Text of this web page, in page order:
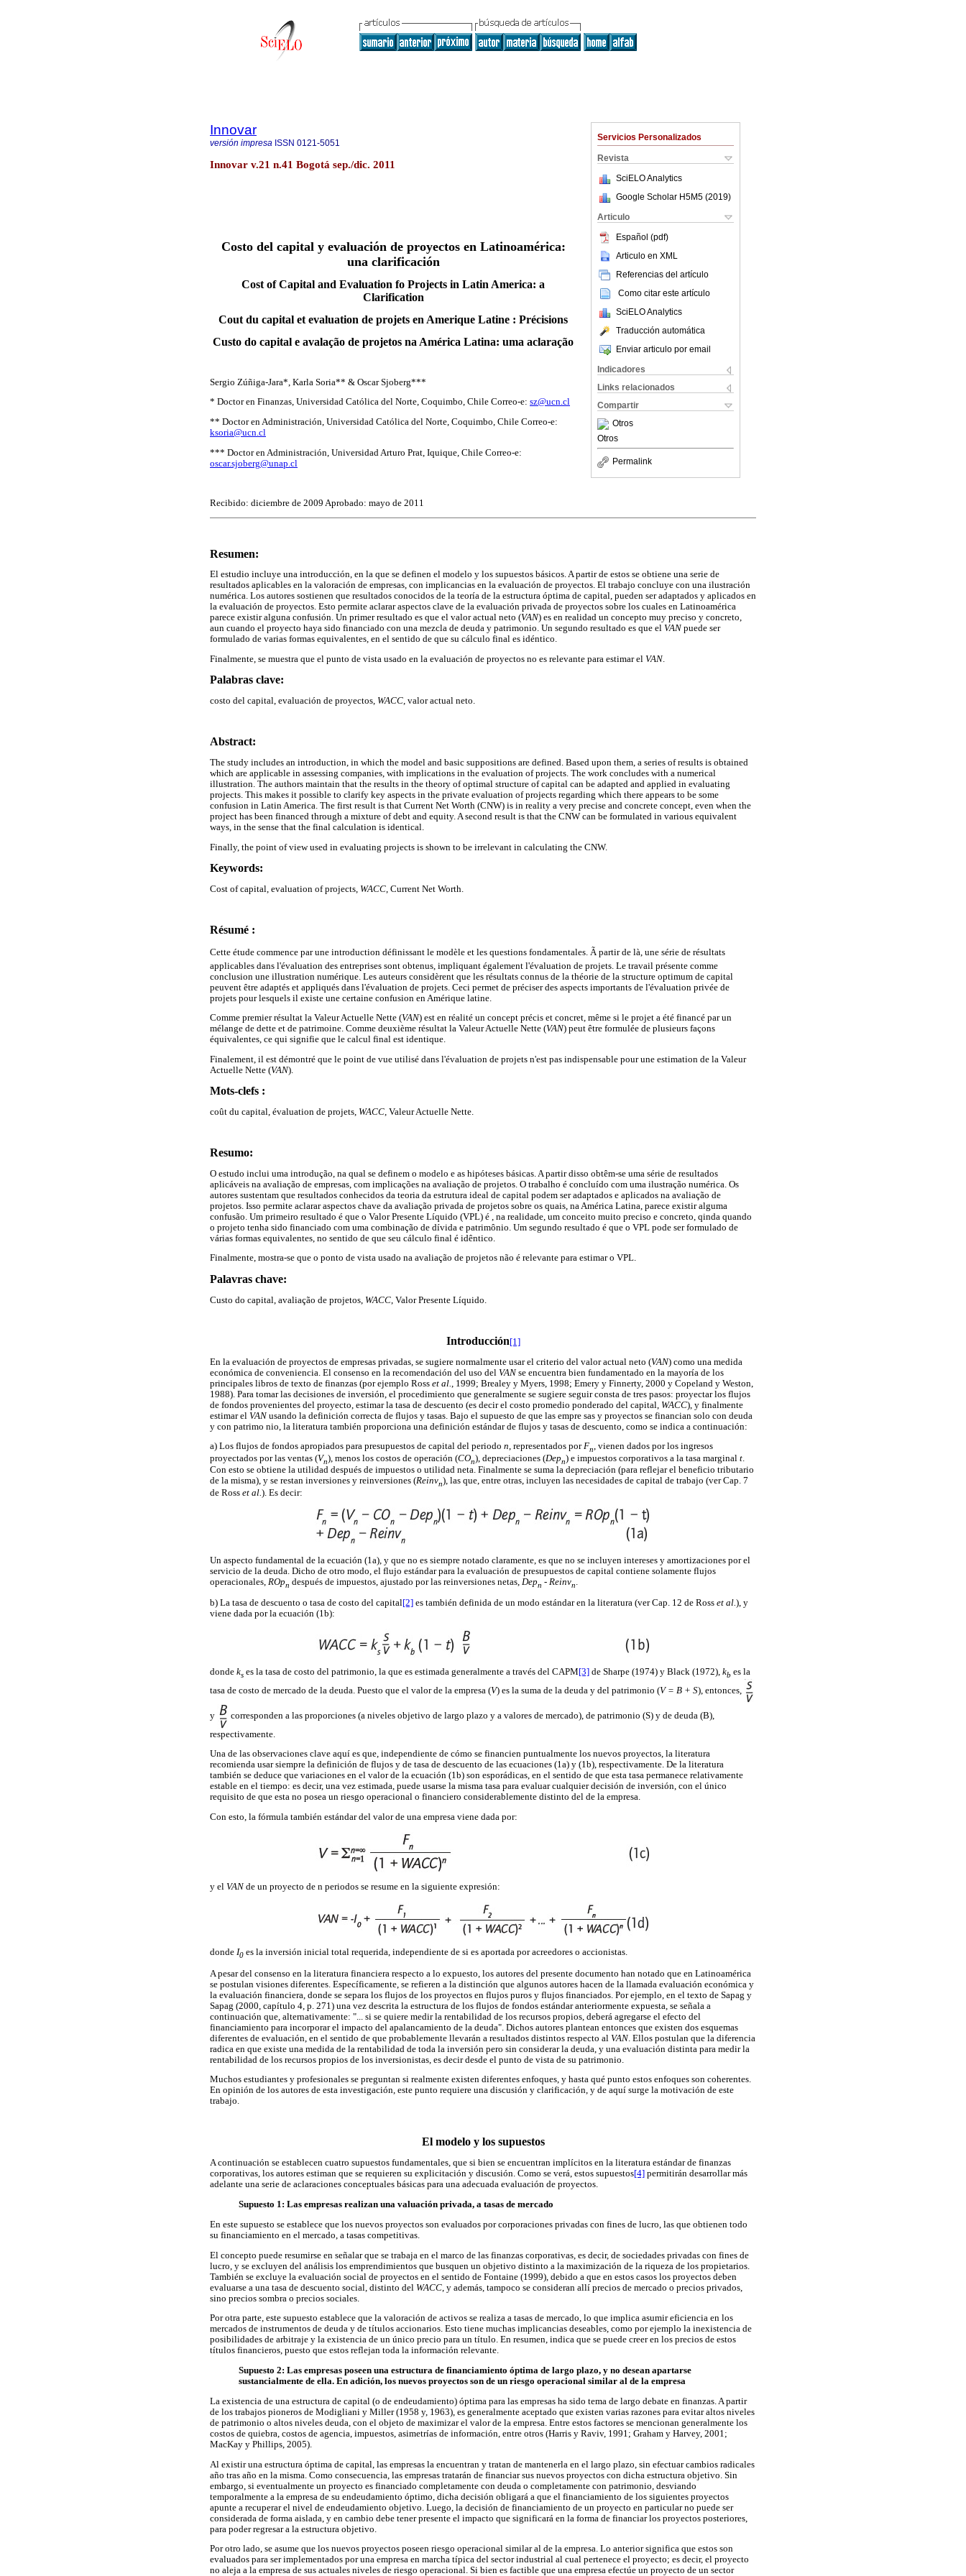
Servicios Personalizados
Revista
SciELO Analytics
Google Scholar H5M5 (2019)
Articulo
Español (pdf)
Articulo en XML
Referencias del artículo
Como citar este artículo
SciELO Analytics
Traducción automática
Enviar articulo por email
Indicadores
Links relacionados
Compartir
Otros
Otros
Permalink
Innovar
versión impresa ISSN 0121-5051
Innovar v.21 n.41 Bogotá sep./dic. 2011
Costo del capital y evaluación de proyectos en Latinoamérica:
una clarificación
Cost of Capital and Evaluation fo Projects in Latin America: a
Clarification
Cout du capital et evaluation de projets en Amerique Latine : Précisions
Custo do capital e avalação de projetos na América Latina: uma aclaração
Sergio Zúñiga-Jara*, Karla Soria** & Oscar Sjoberg***
* Doctor en Finanzas, Universidad Católica del Norte, Coquimbo, Chile Correo-e: sz@ucn.cl
** Doctor en Administración, Universidad Católica del Norte, Coquimbo, Chile Correo-e:
ksoria@ucn.cl
*** Doctor en Administración, Universidad Arturo Prat, Iquique, Chile Correo-e:
oscar.sjoberg@unap.cl
Recibido: diciembre de 2009 Aprobado: mayo de 2011
Resumen:
El estudio incluye una introducción, en la que se definen el modelo y los supuestos básicos. A partir de estos se obtiene una serie de
resultados aplicables en la valoración de empresas, con implicancias en la evaluación de proyectos. El trabajo concluye con una ilustración
numérica. Los autores sostienen que resultados conocidos de la teoría de la estructura óptima de capital, pueden ser adaptados y aplicados en
la evaluación de proyectos. Esto permite aclarar aspectos clave de la evaluación privada de proyectos sobre los cuales en Latinoamérica
parece existir alguna confusión. Un primer resultado es que el valor actual neto (VAN) es en realidad un concepto muy preciso y concreto,
aun cuando el proyecto haya sido financiado con una mezcla de deuda y patrimonio. Un segundo resultado es que el VAN puede ser
formulado de varias formas equivalentes, en el sentido de que su cálculo final es idéntico.
Finalmente, se muestra que el punto de vista usado en la evaluación de proyectos no es relevante para estimar el VAN.
Palabras clave:
costo del capital, evaluación de proyectos, WACC, valor actual neto.
Abstract:
The study includes an introduction, in which the model and basic suppositions are defined. Based upon them, a series of results is obtained
which are applicable in assessing companies, with implications in the evaluation of projects. The work concludes with a numerical
illustration. The authors maintain that the results in the theory of optimal structure of capital can be adapted and applied in evaluating
projects. This makes it possible to clarify key aspects in the private evaluation of projects regarding which there appears to be some
confusion in Latin America. The first result is that Current Net Worth (CNW) is in reality a very precise and concrete concept, even when the
project has been financed through a mixture of debt and equity. A second result is that the CNW can be formulated in various equivalent
ways, in the sense that the final calculation is identical.
Finally, the point of view used in evaluating projects is shown to be irrelevant in calculating the CNW.
Keywords:
Cost of capital, evaluation of projects, WACC , Current Net Worth.
Résumé :
Cette étude commence par une introduction définissant le modèle et les questions fondamentales. Ã partir de là, une série de résultats
applicables dans l'évaluation des entreprises sont obtenus, impliquant également l'évaluation de projets. Le travail présente comme
conclusion une illustration numérique. Les auteurs considèrent que les résultats connus de la théorie de la structure optimum de capital
peuvent être adaptés et appliqués dans l'évaluation de projets. Ceci permet de préciser des aspects importants de l'évaluation privée de
projets pour lesquels il existe une certaine confusion en Amérique latine.
Comme premier résultat la Valeur Actuelle Nette (VAN) est en réalité un concept précis et concret, même si le projet a été financé par un
mélange de dette et de patrimoine. Comme deuxième résultat la Valeur Actuelle Nette (VAN) peut être formulée de plusieurs façons
équivalentes, ce qui signifie que le calcul final est identique.
Finalement, il est démontré que le point de vue utilisé dans l'évaluation de projets n'est pas indispensable pour une estimation de la Valeur
Actuelle Nette (VAN).
Mots-clefs :
coût du capital, évaluation de projets, WACC, Valeur Actuelle Nette.
Resumo:
O estudo inclui uma introdução, na qual se definem o modelo e as hipóteses básicas. A partir disso obtêm-se uma série de resultados
aplicáveis na avaliação de empresas, com implicações na avaliação de projetos. O trabalho é concluído com uma ilustração numérica. Os
autores sustentam que resultados conhecidos da teoria da estrutura ideal de capital podem ser adaptados e aplicados na avaliação de
projetos. Isso permite aclarar aspectos chave da avaliação privada de projetos sobre os quais, na América Latina, parece existir alguma
confusão. Um primeiro resultado é que o Valor Presente Líquido (VPL) é , na realidade, um conceito muito preciso e concreto, qinda quando
o projeto tenha sido financiado com uma combinação de dívida e patrimônio. Um segundo resultado é que o VPL pode ser formulado de
várias formas equivalentes, no sentido de que seu cálculo final é idêntico.
Finalmente, mostra-se que o ponto de vista usado na avaliação de projetos não é relevante para estimar o VPL.
Palavras chave:
Custo do capital, avaliação de projetos, WACC , Valor Presente Líquido.
Introducción[1]
En la evaluación de proyectos de empresas privadas, se sugiere normalmente usar el criterio del valor actual neto (VAN) como una medida
económica de conveniencia. El consenso en la recomendación del uso del VAN se encuentra bien fundamentado en la mayoría de los
principales libros de texto de finanzas (por ejemplo Ross et al.
, 1999; Brealey y Myers, 1998; Emery y Finnerty, 2000 y Copeland y Weston,
1988). Para tomar las decisiones de inversión, el procedimiento que generalmente se sugiere seguir consta de tres pasos: proyectar los flujos
de fondos provenientes del proyecto, estimar la tasa de descuento (es decir el costo promedio ponderado del capital, WACC), y finalmente
estimar el VAN usando la definición correcta de flujos y tasas. Bajo el supuesto de que las empre sas y proyectos se financian solo con deuda
y con patrimo nio, la literatura también proporciona una definición estándar de flujos y tasas de descuento, como se indica a continuación:
a) Los flujos de fondos apropiados para presupuestos de capital del periodo n, representados porFn, vienen dados por los ingresos
proyectados por las ventas (Vn), menos los costos de operación (COn), depreciaciones (Depn) e impuestos corporativos a la tasa marginal t
Con esto se obtiene la utilidad después de impuestos o utilidad neta. Finalmente se suma la depreciación (para reflejar el beneficio tributario
de la misma), y se restan inversiones y reinversiones (Reinvn), las que, entre otras, incluyen las necesidades de capital de trabajo (ver Cap. 7
de Ross et al. ). Es decir:
Un aspecto fundamental de la ecuación (1a), y que no es siempre notado claramente, es que no se incluyen intereses y amortizaciones por el
servicio de la deuda. Dicho de otro modo, el flujo estándar para la evaluación de presupuestos de capital contiene solamente flujos
operacionales, ROpn después de impuestos, ajustado por las reinversiones netas, Depn - Reinvn.
b) La tasa de descuento o tasa de costo del capital[2] es también definida de un modo estándar en la literatura (ver Cap. 12 de Ross et al.), y
viene dada por la ecuación (1b):
donde ks es la tasa de costo del patrimonio, la que es estimada generalmente a través del CAPM [3] de Sharpe (1974) y Black (1972), kb es la
tasa de costo de mercado de la deuda. Puesto que el valor de la empresa (V) es la suma de la deuda y del patrimonio (V = B + S), entonces,
y
corresponden a las proporciones (a niveles objetivo de largo plazo y a valores de mercado), de patrimonio (S) y de deuda (B),
respectivamente.
Una de las observaciones clave aquí es que, independiente de cómo se financien puntualmente los nuevos proyectos, la literatura
recomienda usar siempre la definición de flujos y de tasa de descuento de las ecuaciones (1a) y (1b), respectivamente. De la literatura
también se deduce que variaciones en el valor de la ecuación (1b) son esporádicas, en el sentido de que esta tasa permanece relativamente
estable en el tiempo: es decir, una vez estimada, puede usarse la misma tasa para evaluar cualquier decisión de inversión, con el único
requisito de que esta no posea un riesgo operacional o financiero considerablemente distinto del de la empresa.
Con esto, la fórmula también estándar del valor de una empresa viene dada por:
y el VAN de un proyecto de n periodos se resume en la siguiente expresión:
donde I0 es la inversión inicial total requerida, independiente de si es aportada por acreedores o accionistas.
A pesar del consenso en la literatura financiera respecto a lo expuesto, los autores del presente documento han notado que en Latinoamérica
se postulan visiones diferentes. Específicamente, se refieren a la distinción que algunos autores hacen de la llamada evaluación económica y
la evaluación financiera, donde se separa los flujos de los proyectos en flujos puros y flujos financiados. Por ejemplo, en el texto de Sapag y
Sapag (2000, capítulo 4, p. 271) una vez descrita la estructura de los flujos de fondos estándar anteriormente expuesta, se señala a
continuación que, alternativamente: "... si se quiere medir la rentabilidad de los recursos propios, deberá agregarse el efecto del
financiamiento para incorporar el impacto del apalancamiento de la deuda". Dichos autores plantean entonces que existen dos esquemas
diferentes de evaluación, en el sentido de que probablemente llevarán a resultados distintos respecto al VAN . Ellos postulan que la diferencia
radica en que existe una medida de la rentabilidad de toda la inversión pero sin considerar la deuda, y una evaluación distinta para medir la
rentabilidad de los recursos propios de los inversionistas, es decir desde el punto de vista de su patrimonio.
Muchos estudiantes y profesionales se preguntan si realmente existen diferentes enfoques, y hasta qué punto estos enfoques son coherentes.
En opinión de los autores de esta investigación, este punto requiere una discusión y clarificación, y de aquí surge la motivación de este
trabajo.
El modelo y los supuestos
A continuación se establecen cuatro supuestos fundamentales, que si bien se encuentran implícitos en la literatura estándar de finanzas
corporativas, los autores estiman que se requieren su explicitación y discusión. Como se verá, estos supuestos[4] permitirán desarrollar más
adelante una serie de aclaraciones conceptuales básicas para una adecuada evaluación de proyectos.
Supuesto 1: Las empresas realizan una valuación privada, a tasas de mercado
En este supuesto se establece que los nuevos proyectos son evaluados por corporaciones privadas con fines de lucro, las que obtienen todo
su financiamiento en el mercado, a tasas competitivas.
El concepto puede resumirse en señalar que se trabaja en el marco de las finanzas corporativas, es decir, de sociedades privadas con fines de
lucro, y se excluyen del análisis los emprendimientos que busquen un objetivo distinto a la maximización de la riqueza de los propietarios.
También se excluye la evaluación social de proyectos en el sentido de Fontaine (1999), debido a que en estos casos los proyectos deben
evaluarse a una tasa de descuento social, distinto del WACC , y además, tampoco se consideran allí precios de mercado o precios privados,
sino precios sombra o precios sociales.
Por otra parte, este supuesto establece que la valoración de activos se realiza a tasas de mercado, lo que implica asumir eficiencia en los
mercados de instrumentos de deuda y de títulos accionarios. Esto tiene muchas implicancias deseables, como por ejemplo la inexistencia de
posibilidades de arbitraje y la existencia de un único precio para un título. En resumen, indica que se puede creer en los precios de estos
títulos financieros, puesto que estos reflejan toda la información relevante.
Supuesto 2: Las empresas poseen una estructura de financiamiento óptima de largo plazo, y no desean apartarse
sustancialmente de ella. En adición, los nuevos proyectos son de un riesgo operacional similar al de la empresa
La existencia de una estructura de capital (o de endeudamiento) óptima para las empresas ha sido tema de largo debate en finanzas. A partir
de los trabajos pioneros de Modigliani y Miller (1958 y, 1963), es generalmente aceptado que existen varias razones para evitar altos niveles
de patrimonio o altos niveles deuda, con el objeto de maximizar el valor de la empresa. Entre estos factores se mencionan generalmente los
costos de quiebra, costos de agencia, impuestos, asimetrías de información, entre otros (Harris y Raviv, 1991; Graham y Harvey, 2001;
MacKay y Phillips, 2005).
Al existir una estructura óptima de capital, las empresas la encuentran y tratan de mantenerla en el largo plazo, sin efectuar cambios radicales
año tras año en la misma. Como consecuencia, las empresas tratarán de financiar sus nuevos proyectos con dicha estructura objetivo. Sin
embargo, si eventualmente un proyecto es financiado completamente con deuda o completamente con patrimonio, desviando
temporalmente a la empresa de su endeudamiento óptimo, dicha decisión obligará a que el financiamiento de los siguientes proyectos
apunte a recuperar el nivel de endeudamiento objetivo. Luego, la decisión de financiamiento de un proyecto en particular no puede ser
considerada de forma aislada, y en cambio debe tener presente el impacto que significará en la forma de financiar los proyectos posteriores,
para poder regresar a la estructura objetivo.
Por otro lado, se asume que los nuevos proyectos poseen riesgo operacional similar al de la empresa. Lo anterior significa que estos son
evaluados para ser implementados por una empresa en marcha típica del sector industrial al cual pertenece el proyecto; es decir, el proyecto
no aleja a la empresa de sus actuales niveles de riesgo operacional. Si bien es factible que una empresa efectúe un proyecto de un sector